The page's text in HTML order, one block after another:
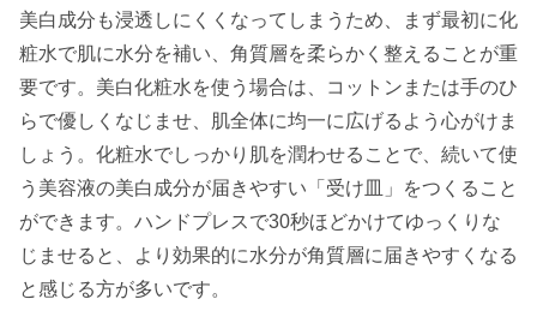
美白成分も浸透しにくくなってしまうため、まず最初に化
粧水で肌に水分を補い、角質層を柔らかく整えることが重
要です。美白化粧水を使う場合は、コットンまたは手のひ
らで優しくなじませ、肌全体に均一に広げるよう心がけま
しょう。化粧水でしっかり肌を潤わせることで、続いて使
う美容液の美白成分が届きやすい「受け皿」をつくること
ができます。ハンドプレスで30秒ほどかけてゆっくりな
じませると、より効果的に水分が角質層に届きやすくなる
と感じる方が多いです。